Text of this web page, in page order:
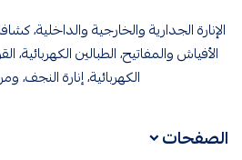
الإنارة الجدارية والخارجية والداخلية،
الأفياش والمفاتيح، الطبالين الكهربائية،
الكهربائية، إنارة النجف،
الصفحات